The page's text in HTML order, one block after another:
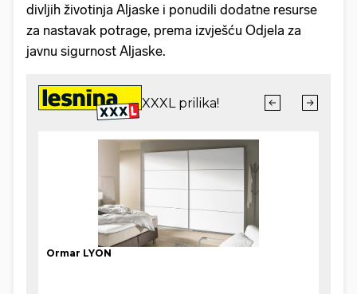
divljih životinja Aljaske i ponudili dodatne resurse
za nastavak potrage, prema izvješću Odjela za
javnu sigurnost Aljaske.